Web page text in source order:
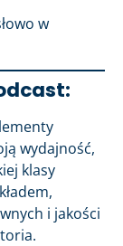
w
wydajność,
klasy
i jakości